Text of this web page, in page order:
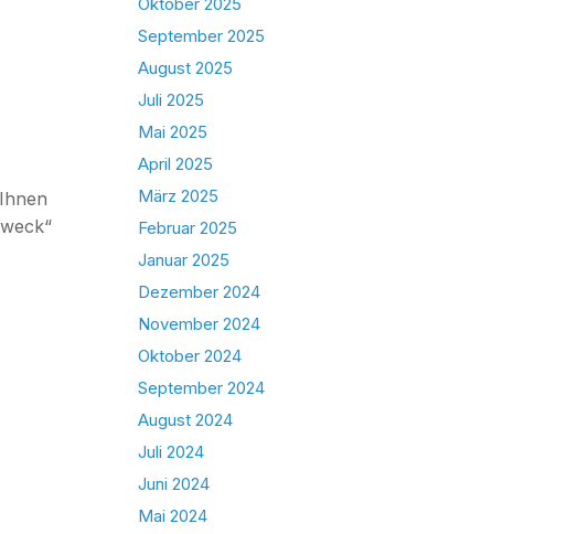
September 2025
August 2025
Juli 2025
Mai 2025
April 2025
März 2025
Februar 2025
Januar 2025
Dezember 2024
November 2024
Oktober 2024
September 2024
August 2024
Juli 2024
Juni 2024
Mai 2024